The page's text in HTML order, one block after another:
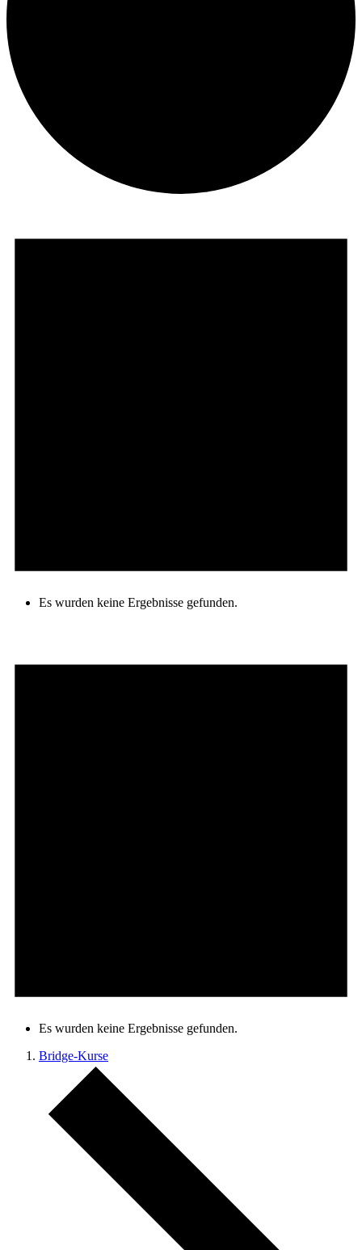
Es wurden keine Ergebnisse gefunden.
Es wurden keine Ergebnisse gefunden.
Bridge-Kurse